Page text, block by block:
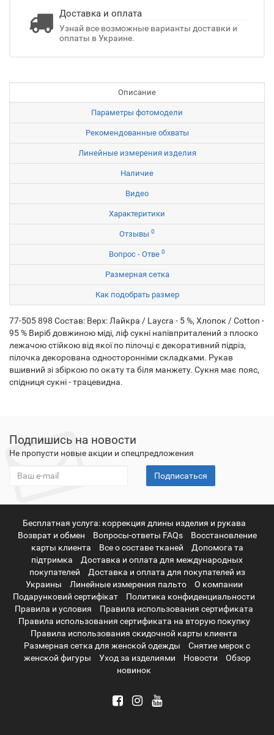
Доставка и оплата
Узнай все возможные варианты доставки и
оплаты в Украине.
Описание
Параметры фотомодели
Рекомендованные обхваты
Линейные измерения изделия
Наличие
Видео
Характеритики
Отзывы 0
Вопрос - Отве 0
Размерная сетка
Как подобрать размер
77-505 898 Состав: Верх: Лайкра / Laycra - 5 %, Хлопок / Cotton -
95 % Виріб довжиною міді, ліф сукні напівприталений з плоско
лежачою стійкою від якої по пілочці є декоративний підріз,
пілочка декорована односторонніми складками. Рукав
вшивний зі збіркою по окату та біля манжету. Сукня має пояс,
спідниця сукні - трацевидна.
Подпишись на новости
Не пропусти новые акции и спецпредложения
Подписаться
Бесплатная услуга: коррекция длины изделия и рукава
Возврат и обмен
Вопросы-ответы FAQs
Восстановление
карты клиента
Все о составе тканей
Допомога та
підтримка
Доставка и оплата для международных
покупателей
Доставка и оплата для покупателей из
Украины
Линейные измерения пальто
О компании
Подарунковий сертифікат
Политика конфиденциальности
Правила и условия
Правила использования сертификата
Правила использования сертификата на вторую покупку
Правила использования скидочной карты клиента
Размерная сетка для женской одежды
Снятие мерок с
женской фигуры
Уход за изделиями Новости
Обзор
новинок